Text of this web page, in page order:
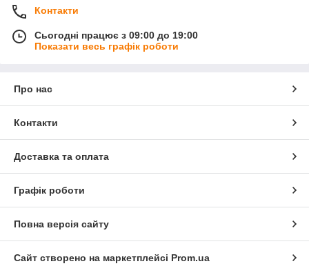
стелажі.
Низькі ціни у нас нема оренди складу, ми
працюємо під замовлення.
Чому варто купити у нас?
1
Завжди
підбираєм
ми клієнта
Працюємо
безпосере
ми на
Оперативн
України
Надаємо
Контакти
Сьогодні працює з 09:00 до 19:00
Показати весь графік роботи
Про нас
Контакти
Доставка та оплата
Графік роботи
Повна версія сайту
Сайт створено на маркетплейсі Prom.ua